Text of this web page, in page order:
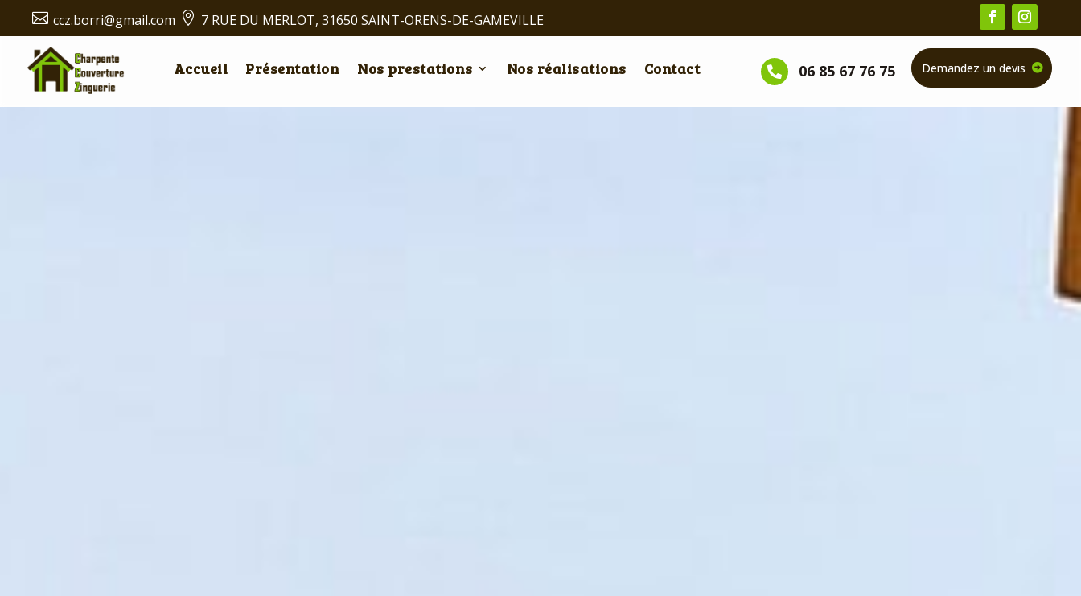
 ccz.borri@gmail.com  7 RUE DU MERLOT, 31650 SAINT-ORENS-DE-GAMEVILLE
Accueil Présentation Nos prestations Nos réalisations Contact  06 85 67 76 75 Demandez un devis